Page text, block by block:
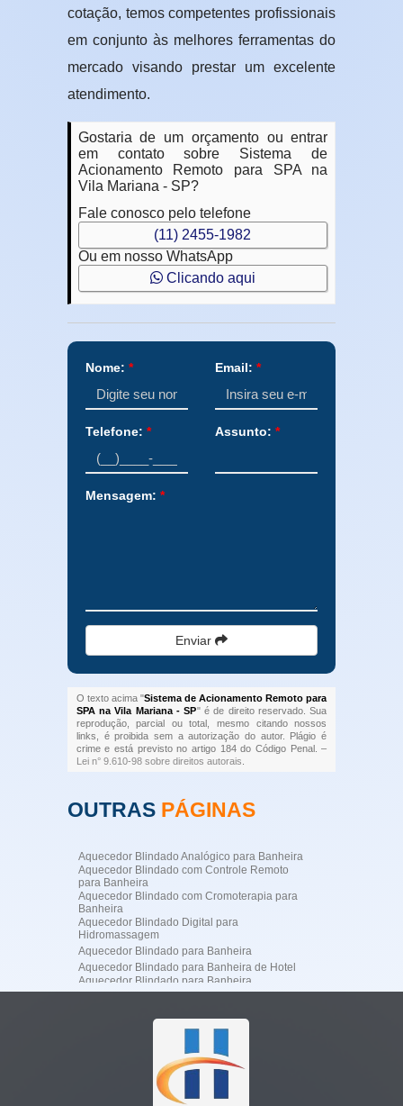
cotação, temos competentes profissionais
em conjunto às melhores ferramentas do
mercado visando prestar um excelente
atendimento.
Gostaria de um orçamento ou entrar
em contato sobre Sistema de
Acionamento Remoto para SPA na
Vila Mariana - SP?
Fale conosco pelo telefone
(11) 2455-1982
Ou em nosso WhatsApp
Clicando aqui
Nome: * Email: *
Telefone: * Assunto: *
Mensagem: *
Enviar
O texto acima "Sistema de Acionamento Remoto para
SPA na Vila Mariana - SP" é de direito reservado. Sua
reprodução, parcial ou total, mesmo citando nossos
links, é proibida sem a autorização do autor. Plágio é
crime e está previsto no artigo 184 do Código Penal. –
Lei n° 9.610-98 sobre direitos autorais
OUTRAS PÁGINAS
Aquecedor Blindado Analógico para Banheira
Aquecedor Blindado com Controle Remoto
para Banheira
Aquecedor Blindado com Cromoterapia para
Banheira
Aquecedor Blindado Digital para
Hidromassagem
Aquecedor Blindado para Banheira
Aquecedor Blindado para Banheira de Hotel
Aquecedor Blindado para Banheira
Profissional
Residencial de Luxo
Aquecedor Blindado para SPA
Aquecedor de Água para Jacuzzi
Aquecedor de Jacuzzi
Aquecedor Digital para Banheira de